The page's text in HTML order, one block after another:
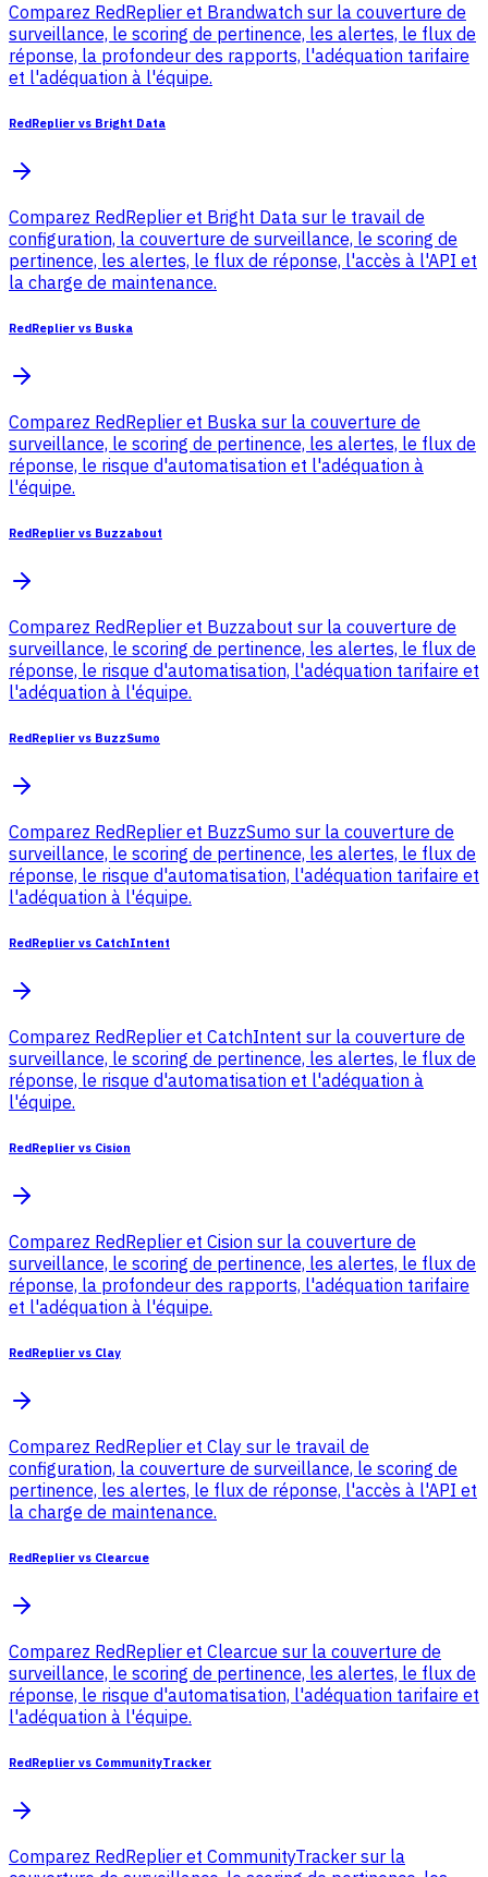
Comparez RedReplier et Brandwatch sur la couverture de
surveillance, le scoring de pertinence, les alertes, le flux de
réponse, la profondeur des rapports, l'adéquation tarifaire
et l'adéquation à l'équipe.
RedReplier vs Bright Data
Comparez RedReplier et Bright Data sur le travail de
configuration, la couverture de surveillance, le scoring de
pertinence, les alertes, le flux de réponse, l'accès à l'API et
la charge de maintenance.
RedReplier vs Buska
Comparez RedReplier et Buska sur la couverture de
surveillance, le scoring de pertinence, les alertes, le flux de
réponse, le risque d'automatisation et l'adéquation à
l'équipe.
RedReplier vs Buzzabout
Comparez RedReplier et Buzzabout sur la couverture de
surveillance, le scoring de pertinence, les alertes, le flux de
réponse, le risque d'automatisation, l'adéquation tarifaire et
l'adéquation à l'équipe.
RedReplier vs BuzzSumo
Comparez RedReplier et BuzzSumo sur la couverture de
surveillance, le scoring de pertinence, les alertes, le flux de
réponse, le risque d'automatisation, l'adéquation tarifaire et
l'adéquation à l'équipe.
RedReplier vs CatchIntent
Comparez RedReplier et CatchIntent sur la couverture de
surveillance, le scoring de pertinence, les alertes, le flux de
réponse, le risque d'automatisation et l'adéquation à
l'équipe.
RedReplier vs Cision
Comparez RedReplier et Cision sur la couverture de
surveillance, le scoring de pertinence, les alertes, le flux de
réponse, la profondeur des rapports, l'adéquation tarifaire
et l'adéquation à l'équipe.
RedReplier vs Clay
Comparez RedReplier et Clay sur le travail de
configuration, la couverture de surveillance, le scoring de
pertinence, les alertes, le flux de réponse, l'accès à l'API et
la charge de maintenance.
RedReplier vs Clearcue
Comparez RedReplier et Clearcue sur la couverture de
surveillance, le scoring de pertinence, les alertes, le flux de
réponse, le risque d'automatisation, l'adéquation tarifaire et
l'adéquation à l'équipe.
RedReplier vs CommunityTracker
Comparez RedReplier et CommunityTracker sur la